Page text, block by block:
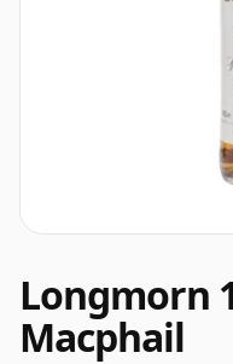
Longmorn
Macphail